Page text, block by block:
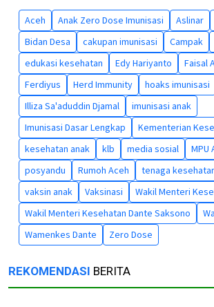
Aceh Anak Zero Dose Imunisasi Aslinar
Bidan Desa
cakupan imunisasi Campak
edukasi kesehatan
Edy Hariyanto Faisal
Ferdiyus
Herd Immunity
hoaks imunisasi
Illiza Sa'aduddin Djamal
imunisasi anak
Imunisasi Dasar Lengkap
Kementerian
kesehatan anak
klb media sosial MPU
posyandu
Rumoh Aceh tenaga
vaksin anak
Vaksinasi
Wakil Menteri
Wakil Menteri Kesehatan Dante Saksono
Wamenkes Dante
Zero Dose
REKOMENDASI BERITA